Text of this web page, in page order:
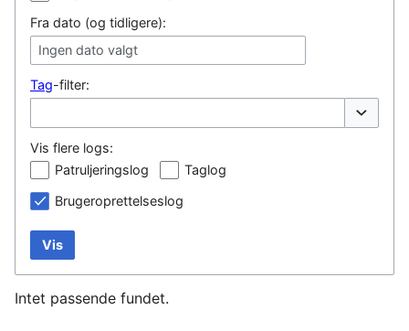
Fra dato (og tidligere):
Ingen dato valgt
Tag-filter:
Vis flere logs:
Patruljeringslog
Taglog
Brugeroprettelseslog
Vis
Intet passende fundet.